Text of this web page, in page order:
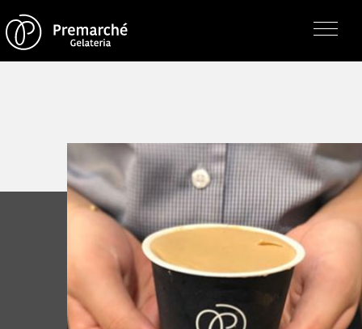
トップページ
ジェラテリアの紹介
ジェラートについて
直営店・支店・分店
フレーバー（メニュー）
求人情報
通販のご案内